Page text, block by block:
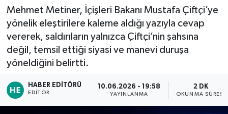
Mehmet Metiner, İçişleri Bakanı Mustafa Çiftçi’ye
yönelik eleştirilere kaleme aldığı yazıyla cevap
vererek, saldırıların yalnızca Çiftçi’nin şahsına
değil, temsil ettiği siyasi ve manevi duruşa
yöneldiğini belirtti.
HABER EDITÖRÜ
EDITÖR
10.06.2026 - 19:58
YAYINLANMA
2 DK
OKUNMA SÜRESI
Haber Arşivi